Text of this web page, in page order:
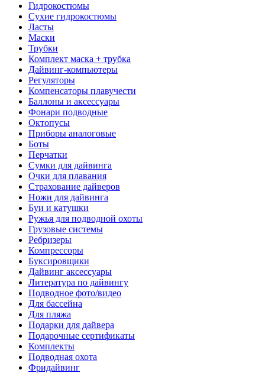
Гидрокостюмы
Сухие гидрокостюмы
Ласты
Маски
Трубки
Комплект маска + трубка
Дайвинг-компьютеры
Регуляторы
Компенсаторы плавучести
Баллоны и аксессуары
Фонари подводные
Октопусы
Приборы аналоговые
Боты
Перчатки
Сумки для дайвинга
Очки для плавания
Страхование дайверов
Ножи для дайвинга
Буи и катушки
Ружья для подводной охоты
Грузовые системы
Ребризеры
Компрессоры
Буксировщики
Дайвинг аксессуары
Литература по дайвингу
Подводное фото/видео
Для бассейна
Для пляжа
Подарки для дайвера
Подарочные сертификаты
Комплекты
Подводная охота
Фридайвинг